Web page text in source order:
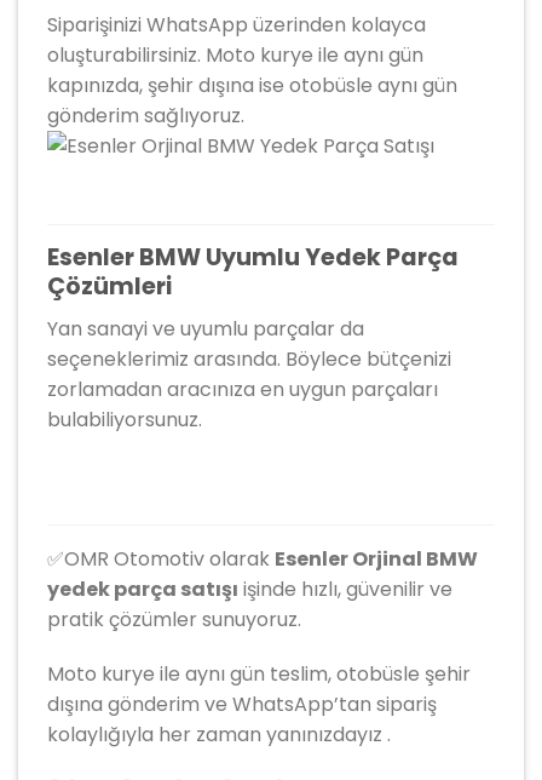
Siparişinizi WhatsApp üzerinden kolayca
oluşturabilirsiniz. Moto kurye ile aynı gün
kapınızda, şehir dışına ise otobüsle aynı gün
gönderim sağlıyoruz.
Esenler BMW Uyumlu Yedek Parça
Çözümleri
Yan sanayi ve uyumlu parçalar da
seçeneklerimiz arasında. Böylece bütçenizi
zorlamadan aracınıza en uygun parçaları
bulabiliyorsunuz.
✅OMR Otomotiv olarak Esenler Orjinal BMW
yedek parça satışı işinde hızlı, güvenilir ve
pratik çözümler sunuyoruz.
Moto kurye ile aynı gün teslim, otobüsle şehir
dışına gönderim ve WhatsApp’tan sipariş
kolaylığıyla her zaman yanınızdayız .